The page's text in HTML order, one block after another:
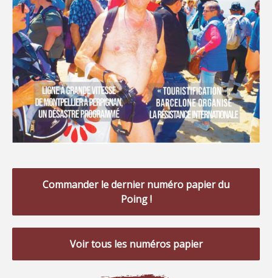
Commander le dernier numéro papier du
Poing !
Voir tous les numéros papier